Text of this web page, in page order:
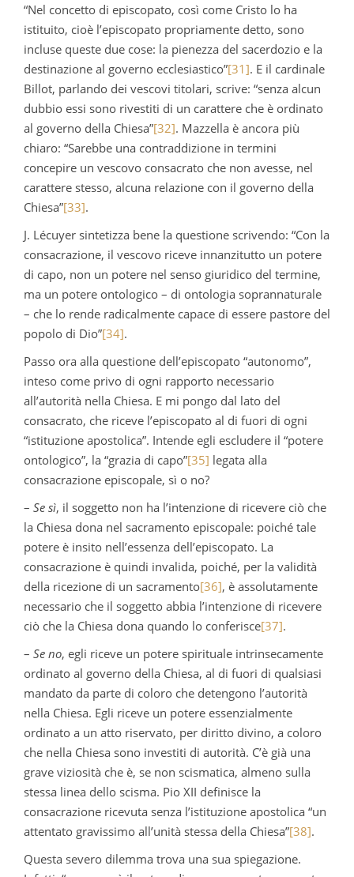
“Nel concetto di episcopato, così come Cristo lo ha
istituito, cioè l’episcopato propriamente detto, sono
incluse queste due cose: la pienezza del sacerdozio e la
destinazione al governo ecclesiastico”[31]. E il cardinale
Billot, parlando dei vescovi titolari, scrive: “senza alcun
dubbio essi sono rivestiti di un carattere che è ordinato
al governo della Chiesa”[32]. Mazzella è ancora più
chiaro: “Sarebbe una contraddizione in termini
concepire un vescovo consacrato che non avesse, nel
carattere stesso, alcuna relazione con il governo della
Chiesa”[33].
J. Lécuyer sintetizza bene la questione scrivendo: “Con la
consacrazione, il vescovo riceve innanzitutto un potere
di capo, non un potere nel senso giuridico del termine,
ma un potere ontologico – di ontologia soprannaturale
– che lo rende radicalmente capace di essere pastore del
popolo di Dio”[34].
Passo ora alla questione dell’episcopato “autonomo”,
inteso come privo di ogni rapporto necessario
all’autorità nella Chiesa. E mi pongo dal lato del
consacrato, che riceve l’episcopato al di fuori di ogni
“istituzione apostolica”. Intende egli escludere il “potere
ontologico”, la “grazia di capo”[35] legata alla
consacrazione episcopale, sì o no?
– Se sì, il soggetto non ha l’intenzione di ricevere ciò che
la Chiesa dona nel sacramento episcopale: poiché tale
potere è insito nell’essenza dell’episcopato. La
consacrazione è quindi invalida, poiché, per la validità
della ricezione di un sacramento[36], è assolutamente
necessario che il soggetto abbia l’intenzione di ricevere
ciò che la Chiesa dona quando lo conferisce[37].
– Se no, egli riceve un potere spirituale intrinsecamente
ordinato al governo della Chiesa, al di fuori di qualsiasi
mandato da parte di coloro che detengono l’autorità
nella Chiesa. Egli riceve un potere essenzialmente
ordinato a un atto riservato, per diritto divino, a coloro
che nella Chiesa sono investiti di autorità. C’è già una
grave viziosità che è, se non scismatica, almeno sulla
stessa linea dello scisma. Pio XII definisce la
consacrazione ricevuta senza l’istituzione apostolica “un
attentato gravissimo all’unità stessa della Chiesa”[38].
Questa severo dilemma trova una sua spiegazione.